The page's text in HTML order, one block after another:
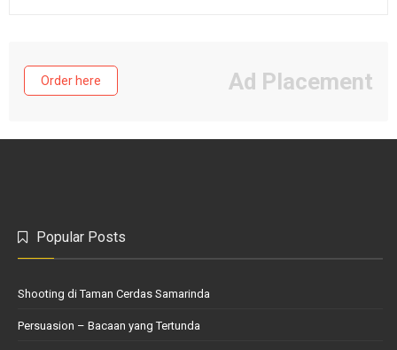
Order here Ad Placement
Popular Posts
Shooting di Taman Cerdas Samarinda
Persuasion – Bacaan yang Tertunda